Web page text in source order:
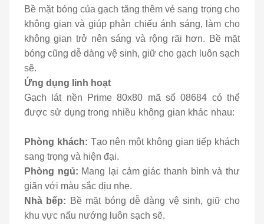
Bề mặt bóng của gạch tăng thêm vẻ sang trọng cho
không gian và giúp phản chiếu ánh sáng, làm cho
không gian trở nên sáng và rộng rãi hơn. Bề mặt
bóng cũng dễ dàng vệ sinh, giữ cho gạch luôn sạch
sẽ.
Ứng dụng linh hoạt
Gạch lát nền Prime 80x80 mã số 08684 có thể
được sử dụng trong nhiều không gian khác nhau:
Phòng khách: Tạo nên một không gian tiếp khách
sang trọng và hiện đại.
Phòng ngủ: Mang lại cảm giác thanh bình và thư
giãn với màu sắc dịu nhẹ.
Nhà bếp: Bề mặt bóng dễ dàng vệ sinh, giữ cho
khu vực nấu nướng luôn sạch sẽ.